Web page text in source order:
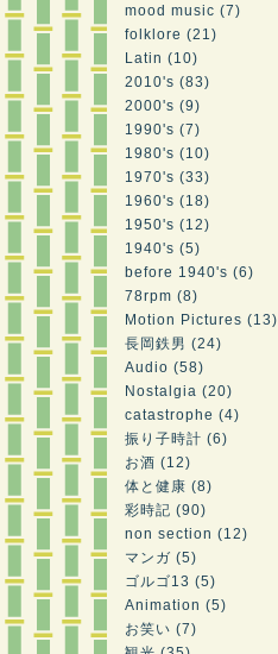
mood music (7)
folklore (21)
Latin (10)
2010's (83)
2000's (9)
1990's (7)
1980's (10)
1970's (33)
1960's (18)
1950's (12)
1940's (5)
before 1940's (6)
78rpm (8)
Motion Pictures (13)
長岡鉄男 (24)
Audio (58)
Nostalgia (20)
catastrophe (4)
振り子時計 (6)
お酒 (12)
体と健康 (8)
彩時記 (90)
non section (12)
マンガ (5)
ゴルゴ13 (5)
Animation (5)
お笑い (7)